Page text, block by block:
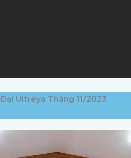
Đại Ultreya Tháng 11/2023